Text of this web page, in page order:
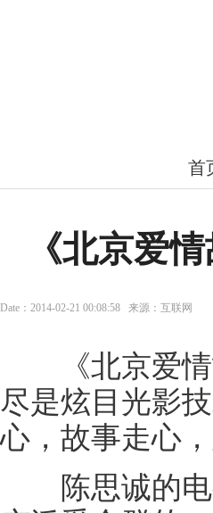
首
《北京爱
Date：2014-02-21 00:08:58 来源：互联网
《北京爱情
尽是炫目光影
心，故事走心
陈思诚的电